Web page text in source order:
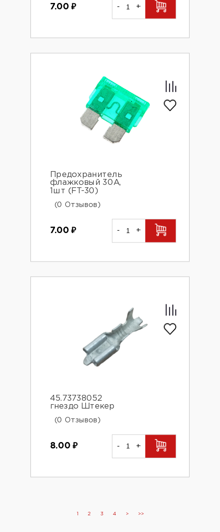
7.00₽ - +
Предохранитель
флажковый 30А,
1шт (FT-30)
(0 Отзывов)
7.00₽ - +
45.73738052
гнездо Штекер
(0 Отзывов)
8.00₽ - +
2 3 4 > >>